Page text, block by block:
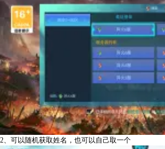
2、可以随机获取姓名，也可以自己取一个